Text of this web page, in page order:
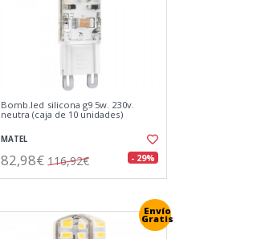
Bomb.led silicona g9 5w. 230v.
neutra (caja de 10 unidades)
MATEL
82,98€ 116,92€ - 29%
Envío
Gratis